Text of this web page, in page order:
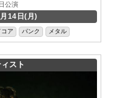
公演
14日(月)
ア パンク メタル
スト